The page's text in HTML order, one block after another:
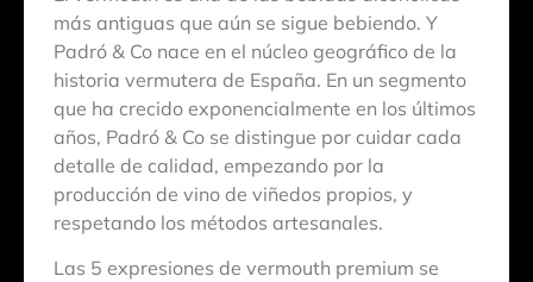
más antiguas que aún se sigue bebiendo. Y
Padró & Co nace en el núcleo geográfico de la
historia vermutera de España. En un segmento
que ha crecido exponencialmente en los últimos
años, Padró & Co se distingue por cuidar cada
detalle de calidad, empezando por la
producción de vino de viñedos propios, y
respetando los métodos artesanales.
Las 5 expresiones de vermouth premium se